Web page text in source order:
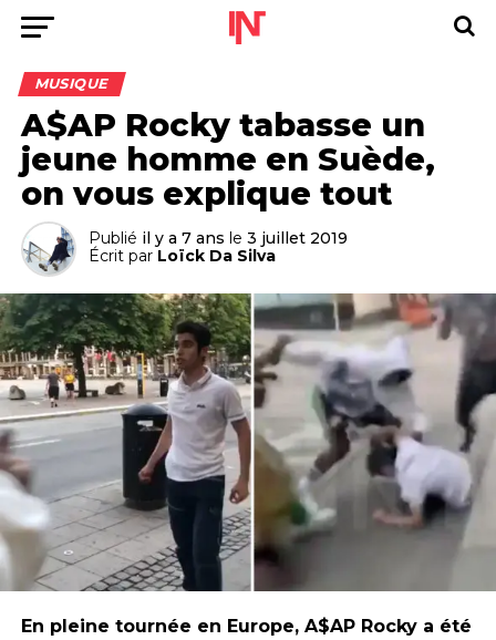
MUSIQUE
A$AP Rocky tabasse un
jeune homme en Suède,
on vous explique tout
Publié il y a 7 ans le 3 juillet 2019
Écrit par Loïck Da Silva
En pleine tournée en Europe, A$AP Rocky a été